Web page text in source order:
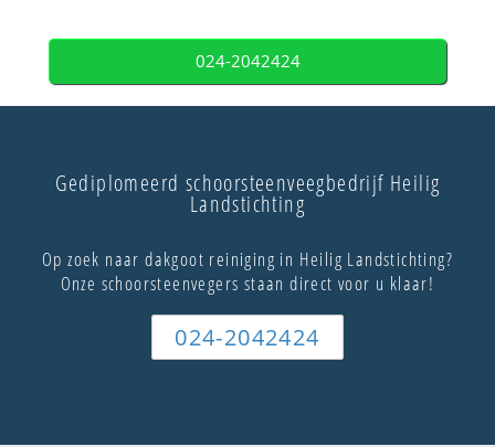
024-2042424
Gediplomeerd schoorsteenveegbedrijf Heilig
Landstichting
Op zoek naar dakgoot reiniging in Heilig Landstichting?
Onze schoorsteenvegers staan direct voor u klaar!
024-2042424